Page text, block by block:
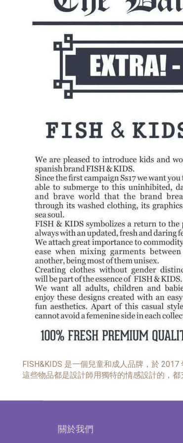
FISH&KIDS 是一個兒童和成人品牌，於 2017
這些物品都是設計師用獨特的情感設計的，
關於我們